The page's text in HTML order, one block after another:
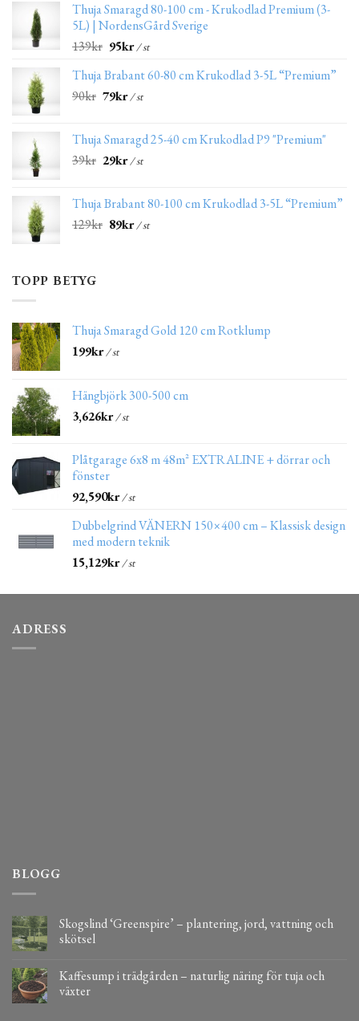
Thuja Smaragd 80-100 cm - Krukodlad Premium (3-
5L) | NordensGård Sverige
139kr 95kr/ st
Thuja Brabant 60-80 cm Krukodlad 3-5L “Premium”
90kr 79kr/ st
Thuja Smaragd 25-40 cm Krukodlad P9 "Premium"
39kr 29kr/ st
Thuja Brabant 80-100 cm Krukodlad 3-5L “Premium”
129kr 89kr/ st
TOPP BETYG
Thuja Smaragd Gold 120 cm Rotklump
199kr/ st
Hängbjörk 300-500 cm
3,626kr/ st
Plåtgarage 6x8 m 48m² EXTRALINE + dörrar och
fönster
92,590kr/ st
Dubbelgrind VÄNERN 150×400 cm – Klassisk design
med modern teknik
15,129kr/ st
ADRESS
BLOGG
Skogslind ‘Greenspire’ – plantering, jord, vattning och
skötsel
Kaffesump i trädgården – naturlig näring för tuja och
växter